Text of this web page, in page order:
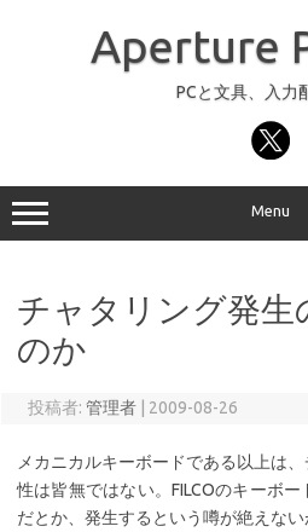
Aperture
PCと文具、入力
Menu
チャタリング発生
のか
投稿者: 管理者 2009-08-26
メカニカルキーボードである以上は
性は皆無ではない。FILCOのキーボ
だとか、発生するという噂が絶えな